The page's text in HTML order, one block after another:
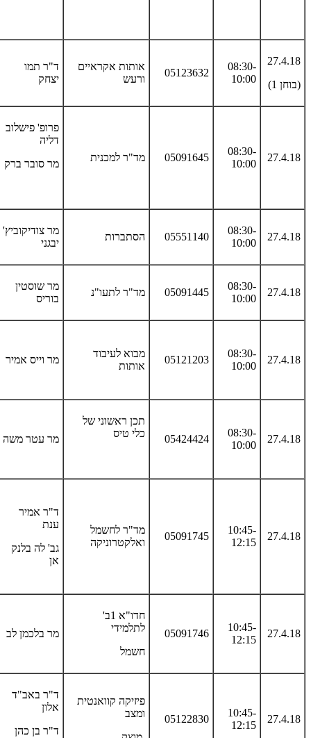
27.4.18
(בוחן 1)
08:30-
10:00
05123632
אותות אקראיים
ורעש
ד"ר תמו
יצחק
27.4.18
08:30-
10:00
05091645 מד"ר למכנית
פרופ' פישלוב
דליה
מר סובר ברק
27.4.18
08:30-
10:00
05551140 הסתברות
מר צודיקוביץ'
יבגני
27.4.18
08:30-
10:00
05091445 מד"ר לתעו"נ
מר שוסטין
בוריס
27.4.18
08:30-
10:00
05121203
מבוא לעיבוד
אותות
מר וייס אמיר
27.4.18
08:30-
10:00
05424424
תכן ראשוני של
כלי טיס
מר עטר משה
27.4.18
10:45-
12:15
05091745
מד"ר לחשמל
ואלקטרוניקה
ד"ר אמיר
ענת
גב' לה בלנק
אן
27.4.18
10:45-
12:15
05091746
חדו"א 1ב'
לתלמידי
חשמל
מר בלכמן לב
27.4.18
10:45-
12:15
05122830
פיזיקה קוואנטית
ומצב
ד"ר באב"ד
אלון
ד"ר בן כהן